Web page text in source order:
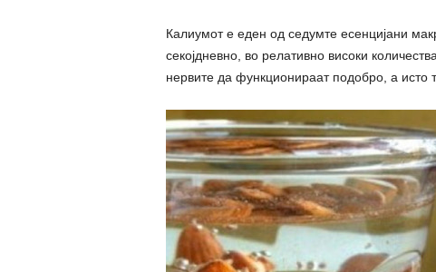
Калиумот е еден од седумте есенцијани
секојдневно, во релативно високи
нepвите да функционираат подобро, а исто